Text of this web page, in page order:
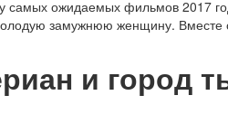
самых ожидаемых фильмов 2017
замужнюю женщину. Вместе
и город